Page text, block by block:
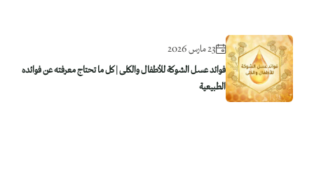
23 مارس 2026
فوائد عسل الشوكة للأطفال والكلى | كل ما تحتاج معرفته عن فوائده
الطبيعية